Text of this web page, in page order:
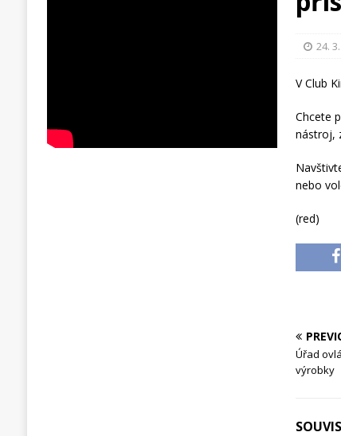
24.
V Club
Chcete
nástroj,
nebo
(red)
Úřad
výrobky